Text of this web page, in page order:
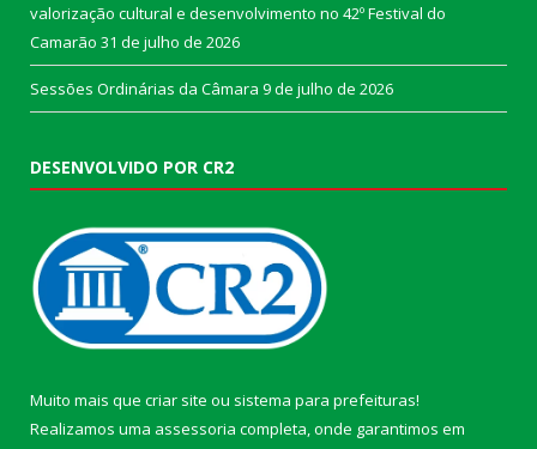
valorização cultural e desenvolvimento no 42º Festival do
Camarão 31 de julho de 2026
Sessões Ordinárias da Câmara 9 de julho de 2026
DESENVOLVIDO POR CR2
Muito mais que criar site ou sistema para prefeituras!
Realizamos uma assessoria completa, onde garantimos em